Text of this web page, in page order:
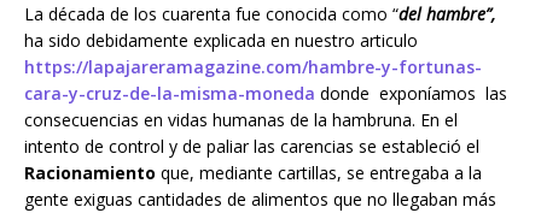
La década de los cuarenta fue conocida como “del hambre”,
ha sido debidamente explicada en nuestro articulo
https://lapajareramagazine.com/hambre-y-fortunas-
cara-y-cruz-de-la-misma-moneda donde exponíamos las
consecuencias en vidas humanas de la hambruna. En el
intento de control y de paliar las carencias se estableció el
Racionamiento que, mediante cartillas, se entregaba a la
gente exiguas cantidades de alimentos que no llegaban más